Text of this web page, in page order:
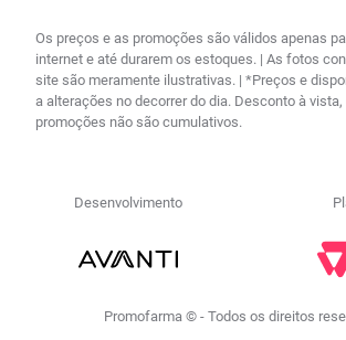
Os preços e as promoções são válidos apenas
internet e até durarem os estoques. | As fotos
site são meramente ilustrativas. | *Preços e
a alterações no decorrer do dia. Desconto à
promoções não são cumulativos.
Desenvolvimento
Promofarma © - Todos os direitos